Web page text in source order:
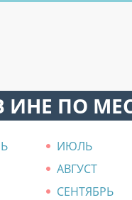
ИНЕ ПО
ИЮЛЬ
АВГУСТ
СЕНТЯБРЬ